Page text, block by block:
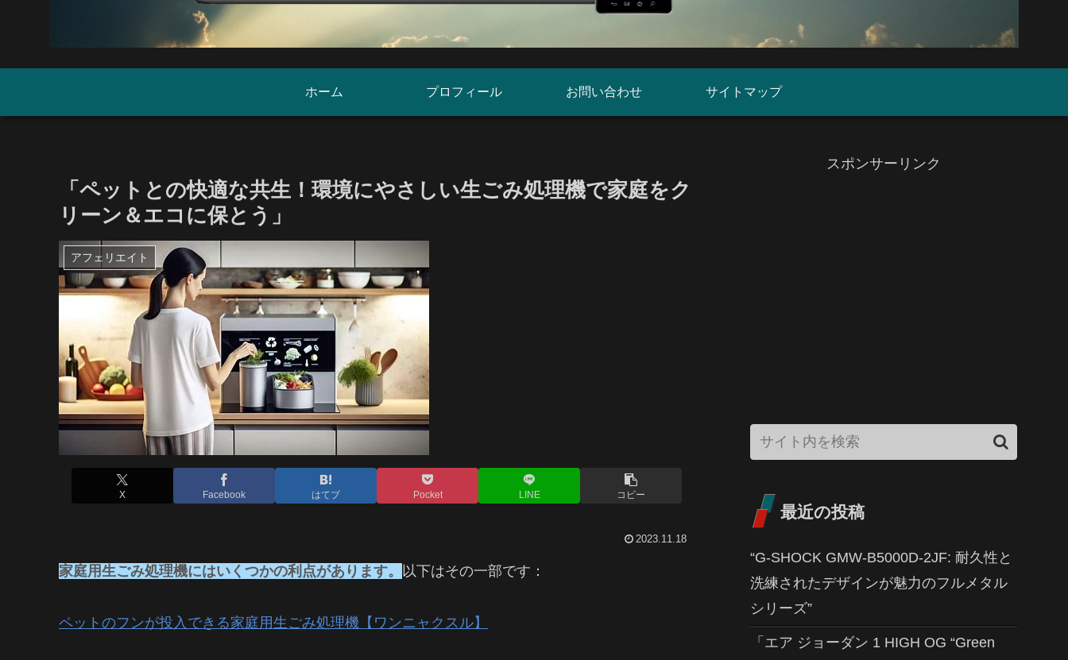
ホーム プロフィール お問い合わせ サイトマップ
「ペットとの快適な共生！環境にやさしい生ごみ処理機で家庭をク
リーン＆エコに保とう」
アフェリエイト
X Facebook はてブ Pocket LINE コピー
2023.11.18
家庭用生ごみ処理機にはいくつかの利点があります。 以下はその一部です：
ペットのフンが投入できる家庭用生ごみ処理機【ワンニャクスル】
スポンサーリンク
最近の投稿
“G-SHOCK GMW-B5000D-2JF: 耐久性と
洗練されたデザインが魅力のフルメタル
シリーズ”
「エア ジョーダン 1 HIGH OG “Green